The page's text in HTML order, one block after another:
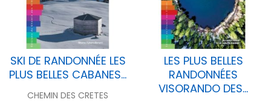
SKI DE RANDONNÉE LES
PLUS BELLES CABANES...
CHEMIN DES CRETES
LES PLUS BELLES
RANDONNÉES
VISORANDO DES...